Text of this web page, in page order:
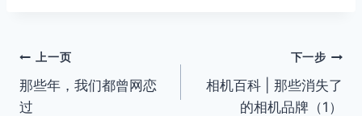
文
章
上一页
那些年，我们都曾网恋
过
下一步
相机百科 | 那些消失了
的相机品牌（1）